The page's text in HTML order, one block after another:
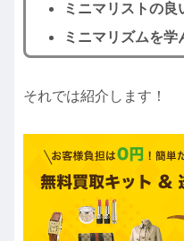
ミニマリストの良
ミニマリズムを学
それでは紹介します！